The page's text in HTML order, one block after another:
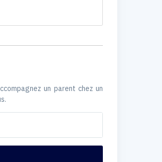
un parent chez un